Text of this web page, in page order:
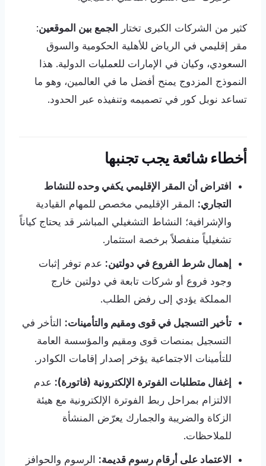
كثير من الشركات الكبرى تختار الجمع بين الموقعين:
مقر إقليمي في الرياض للأهلية الحكومية والسوق
السعودي، وكيان في الإمارات للعمليات الدولية. هذا
النموذج المزدوج يمنح أفضل ما في العالمين، وهو ما
تساعد نوبل كور في تصميمه وتنفيذه عبر الحدود.
أخطاء شائعة يجب تجنبها
افتراض أن المقر الإقليمي يكفي وحده للنشاط
التجاري: المقر الإقليمي مخصص للمهام القيادية
والإشرافية؛ النشاط التشغيلي المباشر قد يحتاج كياناً
تشغيلياً منفصلاً برخصة استثمار.
إهمال شرط الفروع في دولتين: عدم توفر إثبات
وجود فروع أو شركات تابعة في دولتين خارج
المملكة يؤدي إلى رفض الطلب.
تأخير التسجيل في قوى ومقيم والتأمينات: التأخر في
التسجيل بمنصات قوى ومقيم والمؤسسة العامة
للتأمينات الاجتماعية يؤخر إصدار إقامات الكوادر.
إغفال متطلبات الفوترة الإلكترونية (فاتورة): عدم
الالتزام بمراحل ربط الفوترة الإلكترونية مع هيئة
الزكاة والضريبة والجمارك يعرّض المنشأة
للملاحظات.
الاعتماد على أرقام رسوم قديمة: الرسوم والحوافز